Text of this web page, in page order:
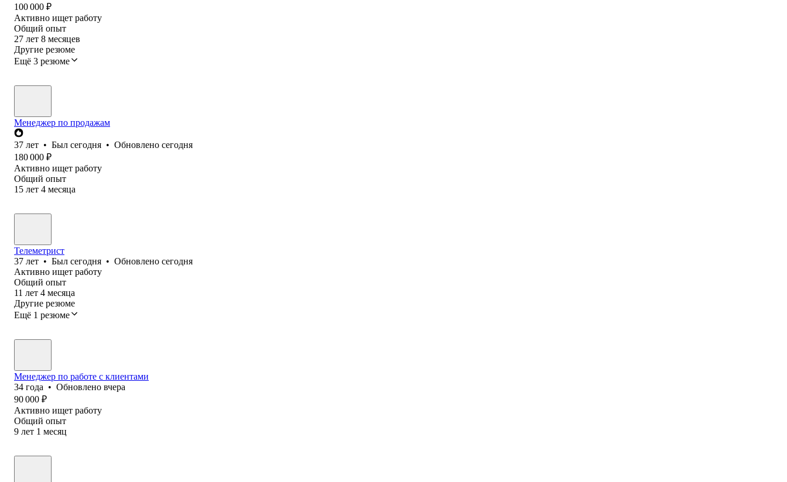
100 000 ₽
Активно ищет работу
Общий опыт
27 лет 8 месяцев
Другие резюме
Ещё 3 резюме
Менеджер по продажам
37 лет • Был сегодня • Обновлено сегодня
180 000 ₽
Активно ищет работу
Общий опыт
15 лет 4 месяца
Телеметрист
37 лет • Был сегодня • Обновлено сегодня
Активно ищет работу
Общий опыт
11 лет 4 месяца
Другие резюме
Ещё 1 резюме
Менеджер по работе с клиентами
34 года • Обновлено вчера
90 000 ₽
Активно ищет работу
Общий опыт
9 лет 1 месяц